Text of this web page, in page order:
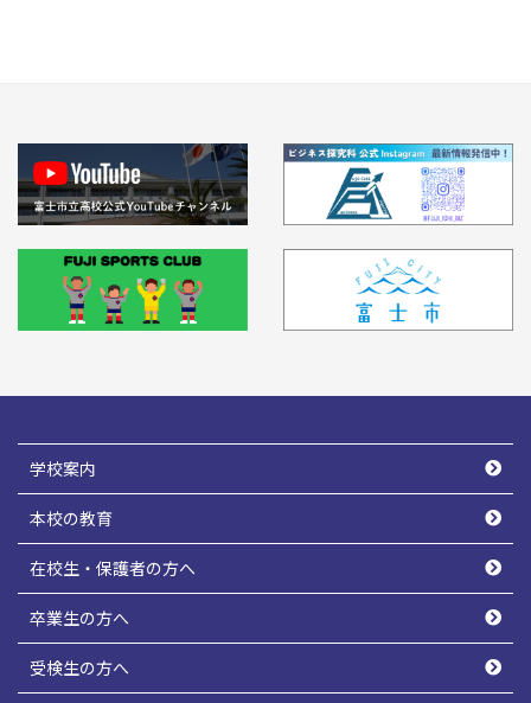
学校案内
本校の教育
在校生・保護者の方へ
卒業生の方へ
受検生の方へ